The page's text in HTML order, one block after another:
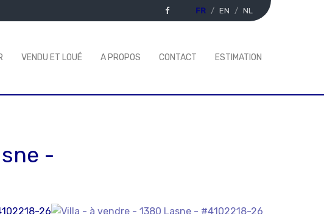
FR EN NL
VENDU ET LOUÉ A PROPOS CONTACT ESTIMATION
-